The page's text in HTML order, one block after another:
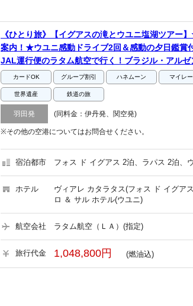
《ひとり旅》【イグアスの滝とウユニ塩湖ツアー
案内！★ウユニ感動ドライブ2回＆感動の夕日鑑賞
JAL運行便のラタム航空で行く！ブラジル・アル
カードOK グループ割引 ハネムーン マイレ
世界遺産 鉄道の旅
羽田発 (同料金：伊丹発、関空発)
※その他の空港についてはお問合せください。
宿泊都市 フォス ド イグアス 2泊、ラパス 2泊、
ホテル
ヴィアレ カタラタス(フォス ド イグア
ロ ＆ サル ホテル(ウユニ)
航空会社 ラタム航空（ＬＡ）(指定)
旅行代金 1,048,800円 (燃油込)